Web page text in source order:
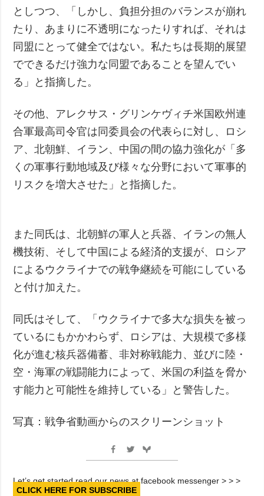
としつつ、「しかし、負担分担のバランスが崩れ
たり、あまりに不透明になったりすれば、それは
同盟にとって健全ではない。私たちは長期的展望
でできるだけ強力な同盟であることを望んでい
る」と指摘した。
その他、アレクサス・グリンケヴィチ米国欧州連
合軍最高司令官は同委員会の代表らに対し、ロシ
ア、北朝鮮、イラン、中国の間の協力強化が「多
くの軍事行動地域及び様々な分野において軍事的
リスクを増大させた」と指摘した。
また同氏は、北朝鮮の軍人と兵器、イランの無人
機技術、そして中国による経済的支援が、ロシア
によるウクライナでの戦争継続を可能にしている
と付け加えた。
同氏はそして、「ウクライナで多大な損失を被っ
ているにもかかわらず、ロシアは、大規模で多様
化が進む核兵器備蓄、非対称戦能力、並びに陸・
空・海軍の戦闘能力によって、米国の利益を脅か
す能力と可能性を維持している」と警告した。
写真：戦争省動画からのスクリーンショット
Let’s get started read our news at facebook messenger > > >
CLICK HERE FOR SUBSCRIBE